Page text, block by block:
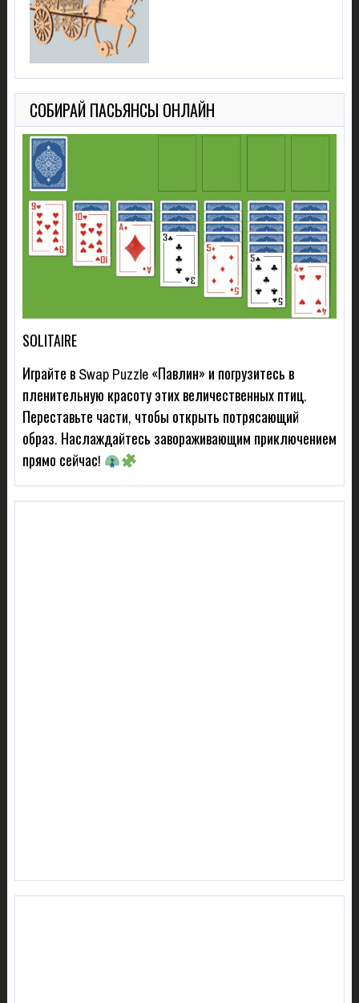
СОБИРАЙ ПАСЬЯНСЫ ОНЛАЙН
SOLITAIRE
Играйте в Swap Puzzle «Павлин» и погрузитесь в
пленительную красоту этих величественных птиц.
Переставьте части, чтобы открыть потрясающий
образ. Наслаждайтесь завораживающим приключением
прямо сейчас!